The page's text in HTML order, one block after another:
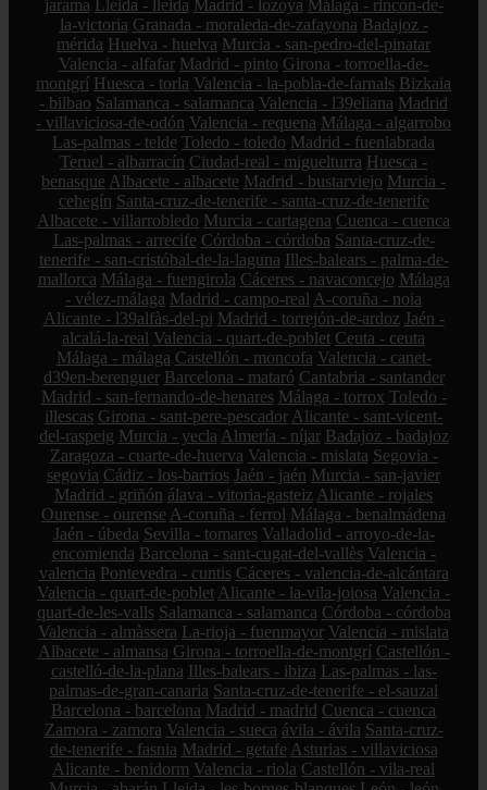
jarama Lleida - lleida Madrid - lozoya Málaga - rincón-de-
la-victoria Granada - moraleda-de-zafayona Badajoz -
mérida Huelva - huelva Murcia - san-pedro-del-pinatar
Valencia - alfafar Madrid - pinto Girona - torroella-de-
montgrí Huesca - torla Valencia - la-pobla-de-farnals Bizkaia
- bilbao Salamanca - salamanca Valencia - l39eliana Madrid
- villaviciosa-de-odón Valencia - requena Málaga - algarrobo
Las-palmas - telde Toledo - toledo Madrid - fuenlabrada
Teruel - albarracín Ciudad-real - miguelturra Huesca -
benasque Albacete - albacete Madrid - bustarviejo Murcia -
cehegín Santa-cruz-de-tenerife - santa-cruz-de-tenerife
Albacete - villarrobledo Murcia - cartagena Cuenca - cuenca
Las-palmas - arrecife Córdoba - córdoba Santa-cruz-de-
tenerife - san-cristóbal-de-la-laguna Illes-balears - palma-de-
mallorca Málaga - fuengirola Cáceres - navaconcejo Málaga
- vélez-málaga Madrid - campo-real A-coruña - noia
Alicante - l39alfàs-del-pi Madrid - torrejón-de-ardoz Jaén -
alcalá-la-real Valencia - quart-de-poblet Ceuta - ceuta
Málaga - málaga Castellón - moncofa Valencia - canet-
d39en-berenguer Barcelona - mataró Cantabria - santander
Madrid - san-fernando-de-henares Málaga - torrox Toledo -
illescas Girona - sant-pere-pescador Alicante - sant-vicent-
del-raspeig Murcia - yecla Almería - níjar Badajoz - badajoz
Zaragoza - cuarte-de-huerva Valencia - mislata Segovia -
segovia Cádiz - los-barrios Jaén - jaén Murcia - san-javier
Madrid - griñón álava - vitoria-gasteiz Alicante - rojales
Ourense - ourense A-coruña - ferrol Málaga - benalmádena
Jaén - úbeda Sevilla - tomares Valladolid - arroyo-de-la-
encomienda Barcelona - sant-cugat-del-vallès Valencia -
valencia Pontevedra - cuntis Cáceres - valencia-de-alcántara
Valencia - quart-de-poblet Alicante - la-vila-joiosa Valencia -
quart-de-les-valls Salamanca - salamanca Córdoba - córdoba
Valencia - almàssera La-rioja - fuenmayor Valencia - mislata
Albacete - almansa Girona - torroella-de-montgrí Castellón -
castelló-de-la-plana Illes-balears - ibiza Las-palmas - las-
palmas-de-gran-canaria Santa-cruz-de-tenerife - el-sauzal
Barcelona - barcelona Madrid - madrid Cuenca - cuenca
Zamora - zamora Valencia - sueca ávila - ávila Santa-cruz-
de-tenerife - fasnia Madrid - getafe Asturias - villaviciosa
Alicante - benidorm Valencia - riola Castellón - vila-real